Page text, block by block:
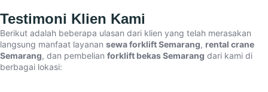
Testimoni Klien Kami
Berikut adalah beberapa ulasan dari klien yang telah merasakan
langsung manfaat layanan sewa forklift Semarang, rental crane
Semarang, dan pembelian forklift bekas Semarang dari kami di
berbagai lokasi: